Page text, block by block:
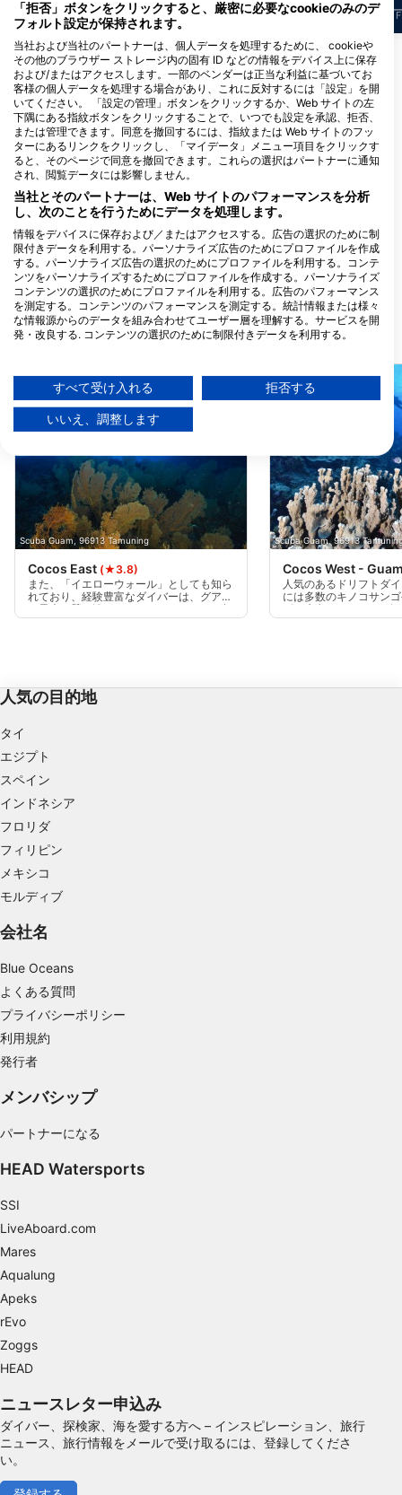
J F M A M J J A S O N D F M A M J J A S O N D F
このダイビングサイトに対応するダイビン
グセンター
Scuba Guam
167 Marine Corp Dr, 96910
Hagatna, グアム
Down South Charters LLC
111 Sumay Memorial, 96915 Santa
Rita, グアム
近くのダイブサイト
Scuba Guam, 96913 Tamuning
Cocos East (★3.8)
また、「イエローウォール」としても知ら
れており、経験豊富なダイバーは、グアム
の最大の壁に沿ってドリフトしながら、超
透明度の高い海と遠洋生物を発見すること
Scuba Guam, 96913
Cocos West -
人気のあるドリフトダ
には多数のキノコサン
ビが生息しています。
フィートの深さから見
人気の目的地
タイ
エジプト
スペイン
インドネシア
フロリダ
フィリピン
メキシコ
モルディブ
会社名
Blue Oceans
よくある質問
プライバシーポリシー
利用規約
発行者
メンバシップ
パートナーになる
HEAD Watersports
SSI
LiveAboard.com
Mares
Aqualung
Apeks
rEvo
Zoggs
HEAD
ニュースレター申込み
ダイバー、探検家、海を愛する方へ – インスピレーション、旅行
ニュース、旅行情報をメールで受け取るには、登録してくださ
い。
「拒否」ボタンをクリックすると、厳密に必要なcookieのみのデ
フォルト設定が保持されます。
当社および当社のパートナーは、個人データを処理するために、 cookieや
その他のブラウザー ストレージ内の固有 ID などの情報をデバイス上に保存
および/またはアクセスします。一部のベンダーは正当な利益に基づいてお
客様の個人データを処理する場合があり、これに反対するには「設定」を開
いてください。 「設定の管理」ボタンをクリックするか、Web サイトの左
下隅にある指紋ボタンをクリックすることで、いつでも設定を承認、拒否、
または管理できます。同意を撤回するには、指紋または Web サイトのフッ
ターにあるリンクをクリックし、「マイデータ」メニュー項目をクリックす
ると、そのページで同意を撤回できます。これらの選択はパートナーに通知
され、閲覧データには影響しません。
当社とそのパートナーは、Web サイトのパフォーマンスを分析
し、次のことを行うためにデータを処理します。
情報をデバイスに保存および／またはアクセスする。広告の選択のために制
限付きデータを利用する。パーソナライズ広告のためにプロファイルを作成
する。パーソナライズ広告の選択のためにプロファイルを利用する。コンテ
ンツをパーソナライズするためにプロファイルを作成する。パーソナライズ
コンテンツの選択のためにプロファイルを利用する。広告のパフォーマンス
を測定する。コンテンツのパフォーマンスを測定する。統計情報または様々
な情報源からのデータを組み合わせてユーザー層を理解する。サービスを開
発・改良する. コンテンツの選択のために制限付きデータを利用する。
データは欧州連合外で共有され、米国に送信される場合があります。
お客様の同意とcookieポリシーは、この Web サイト/アプリにのみ適用され
当社はお客様のデータを次の目的で使用します。
IABの処理目的：
情報をデバイスに保存および／またはアクセス
する
広告の選択のために制限付きデータを利用する
パーソナライズ広告のためにプロファイルを作
成する
コンテンツをパーソナライズするためにプロフ
パーソナライズコンテンツの選択のためにプロ
ファイルを利用する
広告のパフォーマンスを測定する
コンテンツのパフォーマンスを測定する
統計情報または様々な情報源からのデータを組
み合わせてユーザー層を理解する
サービスを開発・改良する
コンテンツの選択のために制限付きデータを利
用する
IAB特集：
正確な位置情報データを利用する
スの識別
IAB以外の処理目的：
機能的
すべて受け入れる 拒否する
いいえ、調整します